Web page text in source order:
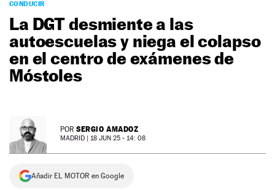
PODCAST
MOTOS
TECNOLOGÍA
SUPERCOCHES
MOTORTV
NEWSLETTER
CONDUCIR
La DGT desmiente a las
autoescuelas y niega el colapso
en el centro de exámenes de
Móstoles
POR SERGIO AMADOZ
MADRID | 18 JUN 25 - 14: 08
Añadir EL MOTOR en Google